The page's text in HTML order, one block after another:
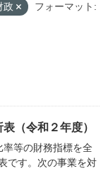
政
フォーマット:
（令和２年度）
等の財務指標を全
です。次の事業を対